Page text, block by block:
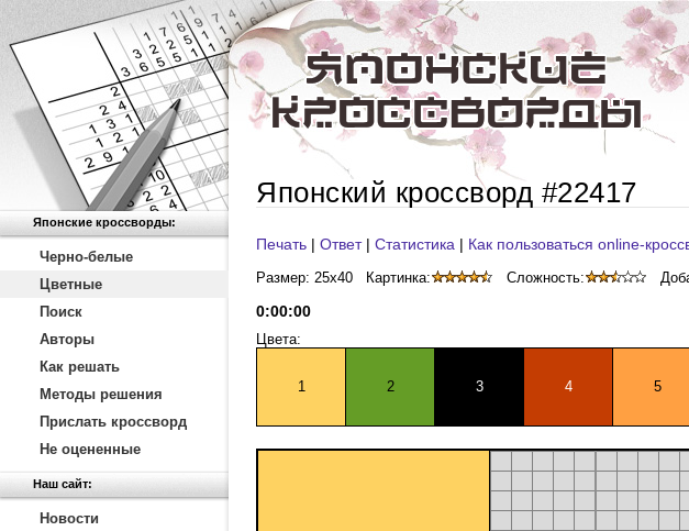
Японские кроссворды:
Черно-белые
Цветные
Поиск
Авторы
Как решать
Методы решения
Прислать кроссворд
Не оцененные
Наш сайт:
Новости
Японский кроссворд #22417
Печать | Ответ| Статистика | Как пользоваться online-
Размер: 25x40 Картинка: Сложность:
0:00:00
Цвета:
1 2 3 4 5